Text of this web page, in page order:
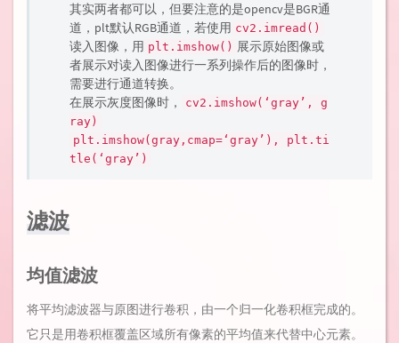
其实两者都可以，但要注意的是opencv是BGR通
道，plt默认RGB通道，若使用 cv2.imread()
读入图像，用 plt.imshow() 展示原始图像或
者展示对读入图像进行一系列操作后的图像时，
需要进行通道转换。
在展示灰度图像时，
cv2.imshow(‘gray’, g
ray)
plt.imshow(gray,cmap=‘gray’), plt.ti
tle(‘gray’)
滤波
均值滤波
将平均滤波器与原图进行卷积，由一个归一化卷积框完成的。
它只是用卷积框覆盖区域所有像素的平均值来代替中心元素。